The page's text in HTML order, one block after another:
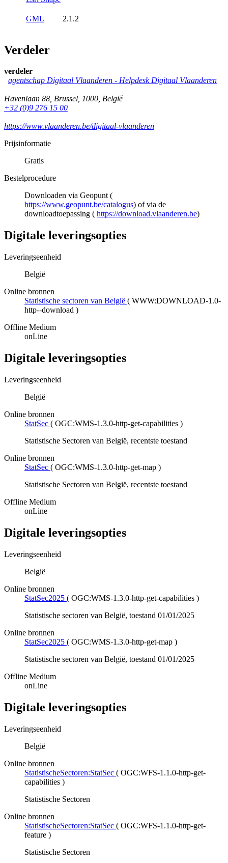
GML 2.1.2
Verdeler
verdeler
agentschap Digitaal Vlaanderen - Helpdesk Digitaal Vlaanderen
Havenlaan 88, Brussel, 1000, België
+32 (0)9 276 15 00
https://www.vlaanderen.be/digitaal-vlaanderen
Prijsinformatie
Gratis
Bestelprocedure
Downloaden via Geopunt (
https://www.geopunt.be/catalogus) of via de
downloadtoepassing ( https://download.vlaanderen.be)
Digitale leveringsopties
Leveringseenheid
België
Online bronnen
Statistische sectoren van België ( WWW:DOWNLOAD-1.0-
http--download )
Offline Medium
onLine
Digitale leveringsopties
Leveringseenheid
België
Online bronnen
StatSec ( OGC:WMS-1.3.0-http-get-capabilities )
Statistische Sectoren van België, recentste toestand
Online bronnen
StatSec ( OGC:WMS-1.3.0-http-get-map )
Statistische Sectoren van België, recentste toestand
Offline Medium
onLine
Digitale leveringsopties
Leveringseenheid
België
Online bronnen
StatSec2025 ( OGC:WMS-1.3.0-http-get-capabilities )
Statistische sectoren van België, toestand 01/01/2025
Online bronnen
StatSec2025 ( OGC:WMS-1.3.0-http-get-map )
Statistische sectoren van België, toestand 01/01/2025
Offline Medium
onLine
Digitale leveringsopties
Leveringseenheid
België
Online bronnen
StatistischeSectoren:StatSec ( OGC:WFS-1.1.0-http-get-
capabilities )
Statistische Sectoren
Online bronnen
StatistischeSectoren:StatSec ( OGC:WFS-1.1.0-http-get-
feature )
Statistische Sectoren